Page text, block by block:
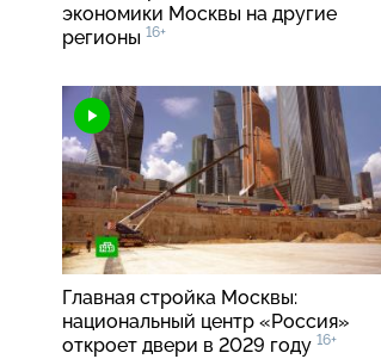
экономики Москвы на другие
регионы 16+
Главная стройка Москвы:
национальный центр «Россия»
откроет двери в 2029 году 16+